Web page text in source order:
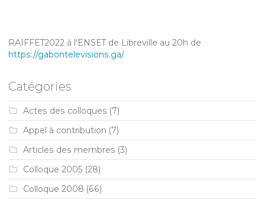
RAIFFET2022 à l'ENSET de Libreville au 20h de
https://gabontelevisions.ga/
Catégories
Actes des colloques (7)
Appel à contribution (7)
Articles des membres (3)
Colloque 2005 (28)
Colloque 2008 (66)